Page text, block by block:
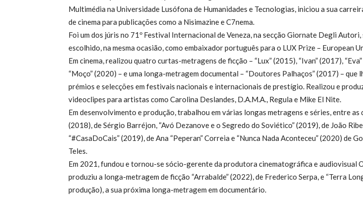
Multimédia na Universidade Lusófona de Humanidades e Tecnologias, iniciou a sua
de cinema para publicações como a Nisimazine e C7nema.
Foi um dos júris no 71º Festival Internacional de Veneza, na secção Giornate Degli Autori,
escolhido, na mesma ocasião, como embaixador português para o LUX Prize – European
Em cinema, realizou quatro curtas-metragens de ficção – “Lux” (2015), “Ivan” (2017),
“Moço” (2020) – e uma longa-metragem documental – “Doutores Palhaços” (2017) – que
prémios e selecções em festivais nacionais e internacionais de prestígio. Realizou e
videoclipes para artistas como Carolina Deslandes, D.A.M.A., Regula e Mike El Nite.
Em desenvolvimento e produção, trabalhou em várias longas metragens e séries, entre as
(2018), de Sérgio Barréjon, “Avó Dezanove e o Segredo do Soviético” (2019), de João
“#CasaDoCais” (2019), de Ana “Peperan” Correia e “Nunca Nada Aconteceu” (2020) de
Teles.
Em 2021, fundou e tornou-se sócio-gerente da produtora cinematográfica e audiovisual
produziu a longa-metragem de ficção “Arrabalde” (2022), de Frederico Serpa, e “Terra
produção), a sua próxima longa-metragem em documentário.